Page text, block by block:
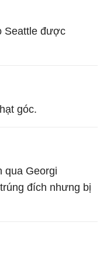
Seattle được
góc.
qua Georgi
đích nhưng bị